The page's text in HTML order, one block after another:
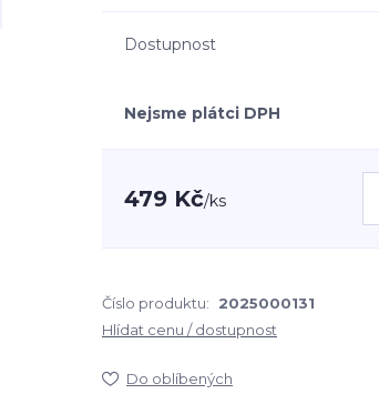
Dostupnost
Nejsme plátci DPH
479 Kč/ks
Číslo produktu: 2025000131
Hlídat cenu / dostupnost
Do oblíbených